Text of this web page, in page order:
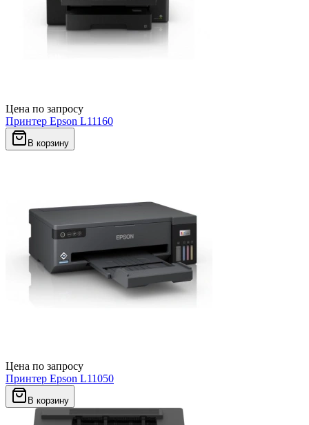
Цена по запросу
Принтер Epson L11160
В корзину
Цена по запросу
Принтер Epson L11050
В корзину